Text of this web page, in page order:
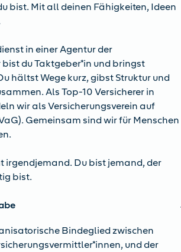
bist. Mit all deinen Fähigkeiten, Ideen
in einer Agentur der
du Taktgeber*in und bringst
hältst Wege kurz, gibst Struktur und
Als Top-10 Versicherer in
wir als Versicherungsverein auf
Gemeinsam sind wir für Menschen
irgendjemand. Du bist jemand, der
bist.
Bindeglied zwischen
und der